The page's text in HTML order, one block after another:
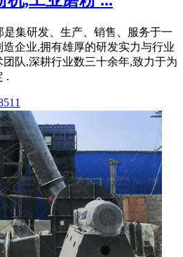
集研发、生产、销售、服务于一
企业,拥有雄厚的研发实力与行业
队,深耕行业数三十余年,致力于为
.